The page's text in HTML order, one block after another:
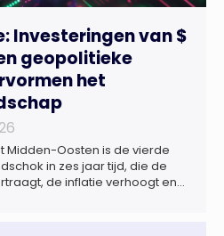
Investeringen van $
geopolitieke
het
Midden-Oosten is de vierde
in zes jaar tijd, die de
de inflatie verhoogt en